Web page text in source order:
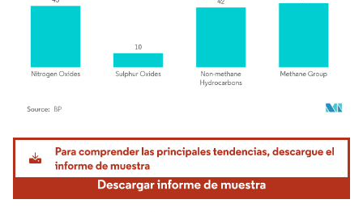
Imagen © Mordor Intelligence. El uso requiere atribución según CC BY 4.0.